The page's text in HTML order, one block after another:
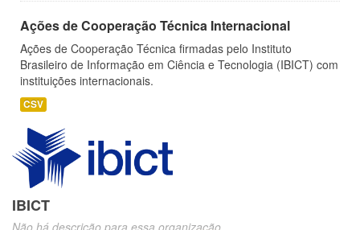
Ações de Cooperação Técnica Internacional
Ações de Cooperação Técnica firmadas pelo Instituto
Brasileiro de Informação em Ciência e Tecnologia (IBICT) com
instituições internacionais.
CSV
IBICT